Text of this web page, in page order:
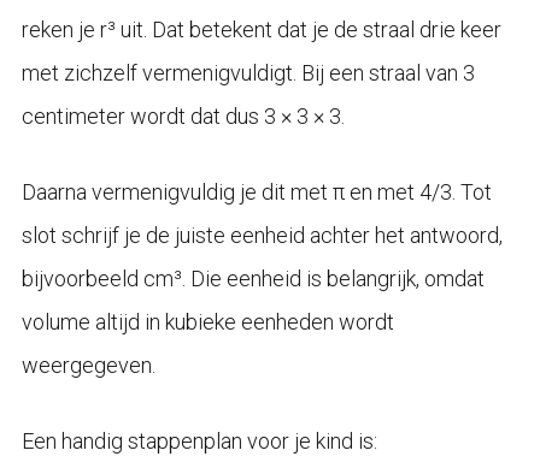
reken je r³ uit. Dat betekent dat je de straal drie keer
met zichzelf vermenigvuldigt. Bij een straal van 3
centimeter wordt dat dus 3 × 3 × 3.
Daarna vermenigvuldig je dit met π en met 4/3. Tot
slot schrijf je de juiste eenheid achter het antwoord,
bijvoorbeeld cm³. Die eenheid is belangrijk, omdat
volume altijd in kubieke eenheden wordt
weergegeven.
Een handig stappenplan voor je kind is: